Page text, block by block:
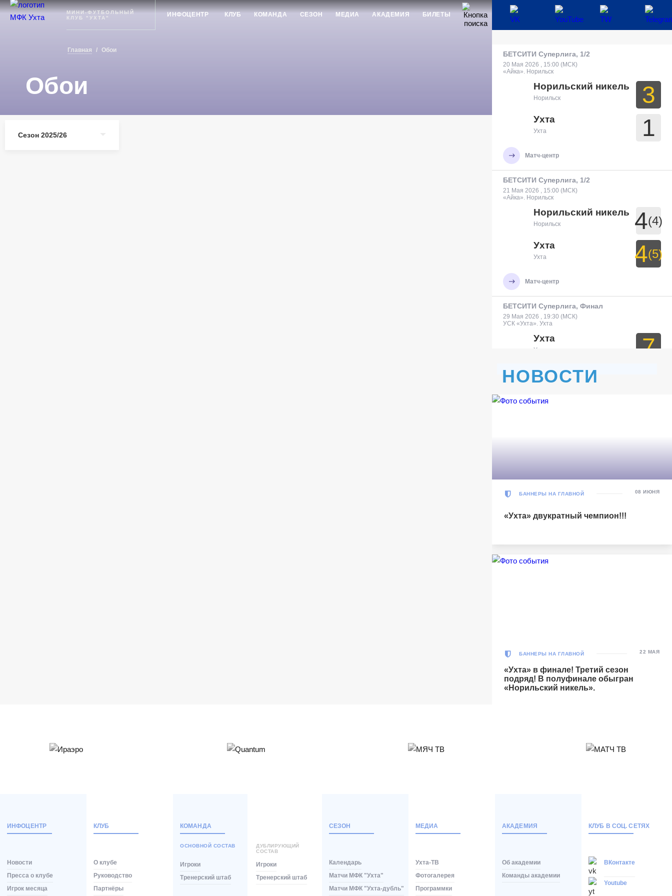
Ухта
МИНИ-ФУТБОЛЬНЫЙ
КЛУБ "УХТА"
ИНФОЦЕНТР КЛУБ КОМАНДА СЕЗОН МЕДИА АКАДЕМИЯ БИЛЕТЫ
Главная / Обои
Обои
Сезон 2025/26
БЕТСИТИ Суперлига, 1/2
20 Мая 2026 , 15:00 (МСК)
«Айка». Норильск
Норильский никель
Норильск 3
Ухта
Ухта 1
Матч-центр
БЕТСИТИ Суперлига, 1/2
21 Мая 2026 , 15:00 (МСК)
«Айка». Норильск
Норильский никель
Норильск 4(4)
Ухта
Ухта 4(5)
Матч-центр
БЕТСИТИ Суперлига, Финал
29 Мая 2026 , 19:30 (МСК)
УСК «Ухта». Ухта
Ухта
Ухта 7
Тюмень
Тюмень
5
Тюмень
БЕТСИТИ Суперлига, Финал
БЕТСИТИ Суперлига, Финал
НОВОСТИ
БАННЕРЫ НА ГЛАВНОЙ
«Ухта» двукратный чемпион!!!
08 ИЮНЯ
БАННЕРЫ НА ГЛАВНОЙ
«Ухта» в финале! Третий сезон
подряд! В полуфинале обыгран
«Норильский никель».
22 МАЯ
ИНФОЦЕНТР
Новости
Пресса о клубе
Игрок месяца
КЛУБ
О клубе
Руководство
Партнёры
КОМАНДА
ОСНОВНОЙ СОСТАВ
ДУБЛИРУЮЩИЙ
СОСТАВ
Игроки
Тренерский штаб
Игроки
Тренерский штаб
СЕЗОН
Календарь
Матчи МФК "Ухта"
Матчи МФК "Ухта-дубль"
МЕДИА
Ухта-ТВ
Фотогалерея
Программки
АКАДЕМИЯ
Об академии
Команды академии
КЛУБ В СОЦ. СЕТЯХ
ВКонтакте
Youtube